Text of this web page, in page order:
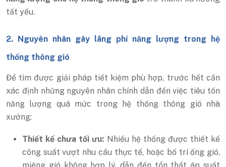
tất yếu.
2. Nguyên nhân gây lãng phí năng lượng trong hệ
thống thông gió
Để tìm được giải pháp tiết kiệm phù hợp, trước hết cần
xác định những nguyên nhân chính dẫn đến việc tiêu tốn
năng lượng quá mức trong hệ thống thông gió nhà
xưởng:
Thiết kế chưa tối ưu: Nhiều hệ thống được thiết kế
công suất vượt nhu cầu thực tế, hoặc bố trí ống gió,